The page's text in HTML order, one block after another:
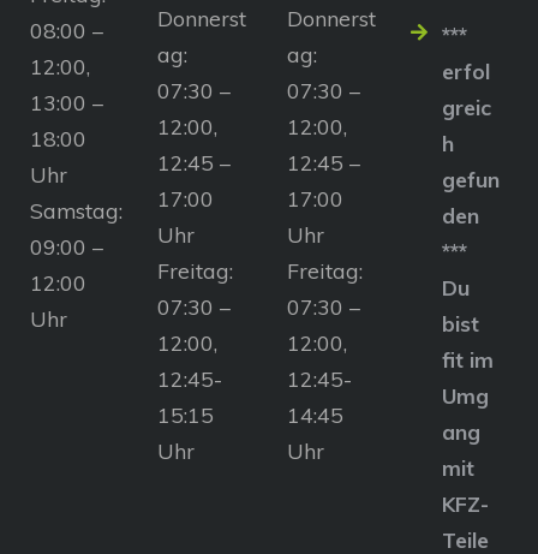
08:00 –
12:00,
13:00 –
18:00
Uhr
Samstag:
09:00 –
12:00
Uhr
Donnerst
ag:
07:30 –
12:00,
12:45 –
17:00
Uhr
Freitag:
07:30 –
12:00,
12:45-
15:15
Uhr
Donnerst
ag:
07:30 –
12:00,
12:45 –
17:00
Uhr
Freitag:
07:30 –
12:00,
12:45-
14:45
Uhr
***
erfol
greic
h
gefun
den
***
Du
bist
fit im
Umg
ang
mit
KFZ-
Teile